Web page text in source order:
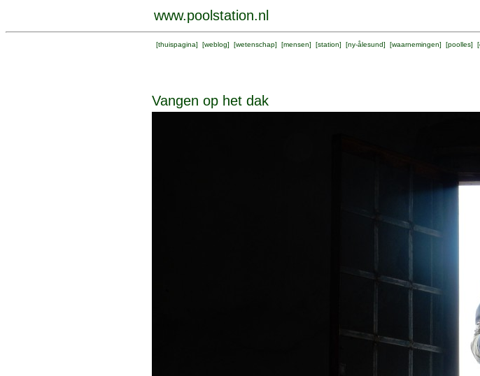
www.poolstation.nl
[thuispagina] [weblog] [wetenschap] [mensen] [station] [ny-ålesund] [waarnemingen] [poolles] [
Vangen op het dak